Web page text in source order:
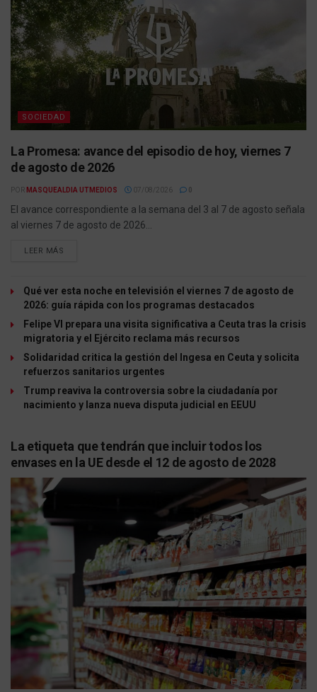
SOCIEDAD
La Promesa: avance del episodio de hoy, viernes 7
de agosto de 2026
POR MASQUEALDIA UTMEDIOS 07/08/2026
El avance correspondiente a la semana del 3 al 7 de agosto señala
al viernes 7 de agosto de 2026...
LEER MÁS
Qué ver esta noche en televisión el viernes 7 de agosto de
2026: guía rápida con los programas destacados
Felipe VI prepara una visita significativa a Ceuta tras la crisis
migratoria y el Ejército reclama más recursos
Solidaridad critica la gestión del Ingesa en Ceuta y solicita
refuerzos sanitarios urgentes
Trump reaviva la controversia sobre la ciudadanía por
nacimiento y lanza nueva disputa judicial en EEUU
La etiqueta que tendrán que incluir todos los
envases en la UE desde el 12 de agosto de 2028